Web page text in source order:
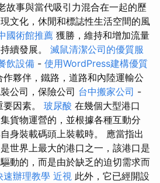
故事與當代吸引力混合在一起的歷
文化，休閒和標誌性生活空間的風
國術館推薦 獲勝，維持和增加流量
續發展。 滅鼠清潔公司的優質服
飲設備 - 使用WordPress建構優質
夥伴，鐵路，道路和內陸運輸公
公司，保險公司 台中搬家公司 -
因素。 玻尿酸 在幾個大型港口
貨物運營的，並根據各種互動分
身裝載碼頭上裝載時。 應當指出
世界上最大的港口之一，該港口是
動的，而是由於缺乏的迫切需求而
速辦理教學 近視 此外，它已經開設